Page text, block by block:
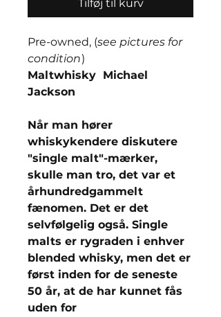
Tilføj til kurv
Pre-owned, (see pictures for
condition)
Maltwhisky Michael
Jackson
Når man hører
whiskykendere diskutere
"single malt"-mærker,
skulle man tro, det var et
århundredgammelt
fænomen. Det er det
selvfølgelig også. Single
malts er rygraden i enhver
blended whisky, men det er
først inden for de seneste
50 år, at de har kunnet fås
uden for